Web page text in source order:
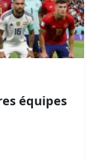
équipes